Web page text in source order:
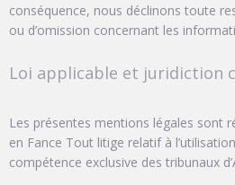
conséquence, nous déclinons toute
ou d’omission concernant les
Loi applicable et juridiction
Les présentes mentions légales sont
en Fance Tout litige relatif à
compétence exclusive des tribunaux